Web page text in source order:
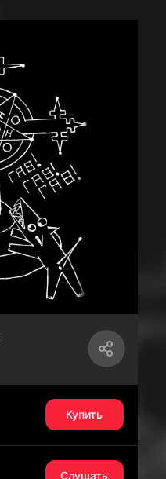
Купить
Слушать